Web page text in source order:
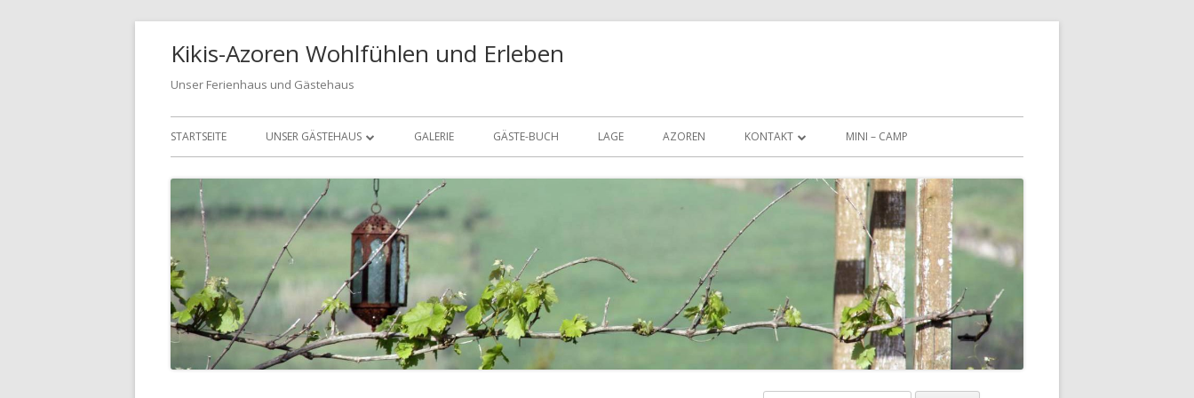
Kikis-Azoren Wohlfühlen und Erleben
Unser Ferienhaus und Gästehaus
Primäres
Menü
STARTSEITE UNSER GÄSTEHAUS
CASA AZUL
CASA VERDE
BUCHUNGSANFRAGE
GALERIE GÄSTE-BUCH LAGE AZOREN KONTAKT MINI – CAMP